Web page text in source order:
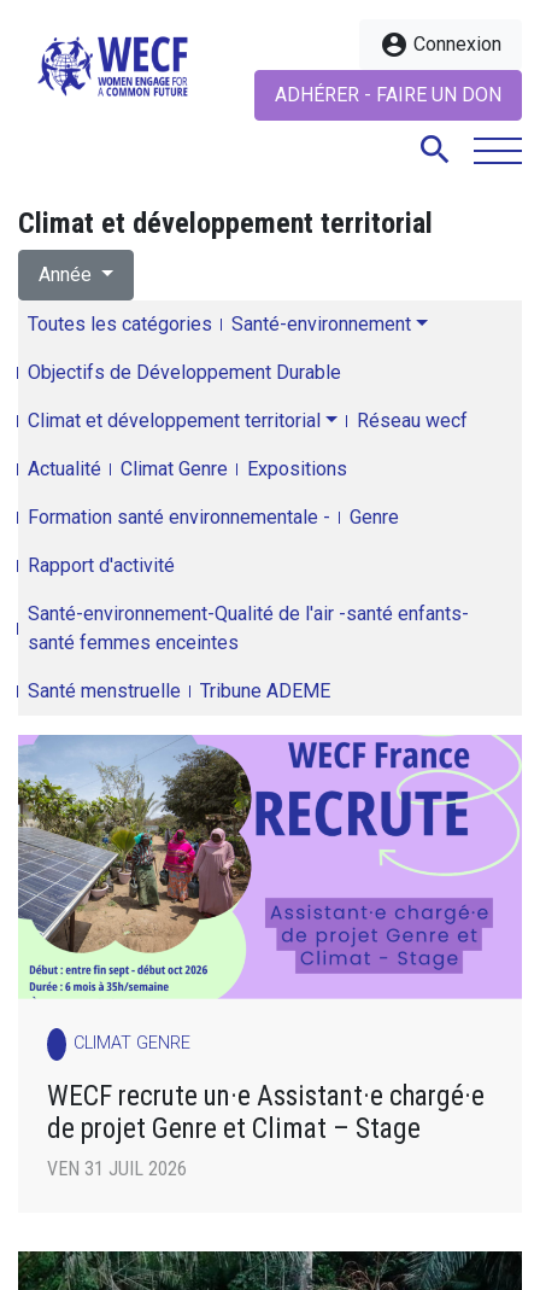
account_circle Connexion
ADHÉRER - FAIRE UN DON
search
Climat et développement territorial
Année
Toutes les catégories Santé-environnement
Objectifs de Développement Durable
Climat et développement territorial Réseau wecf
Actualité Climat Genre Expositions
Formation santé environnementale - Genre
Rapport d'activité
Santé-environnement-Qualité de l'air -santé enfants-
santé femmes enceintes
Santé menstruelle Tribune ADEME
CLIMAT GENRE
WECF recrute un·e Assistant·e chargé·e
de projet Genre et Climat – Stage
VEN 31 JUIL 2026